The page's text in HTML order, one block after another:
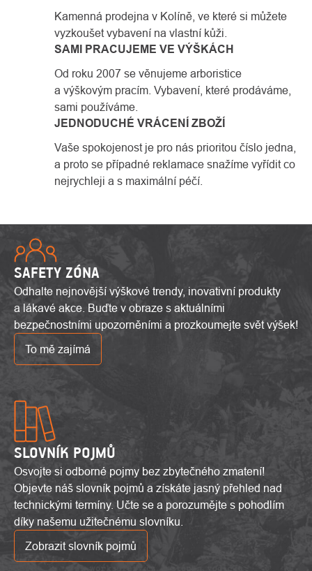
Kamenná prodejna v Kolíně, ve které si můžete
vyzkoušet vybavení na vlastní kůži.
SAMI PRACUJEME VE VÝŠKÁCH
Od roku 2007 se věnujeme arboristice
a výškovým pracím. Vybavení, které prodáváme,
sami používáme.
JEDNODUCHÉ VRÁCENÍ ZBOŽÍ
Vaše spokojenost je pro nás prioritou číslo jedna,
a proto se případné reklamace snažíme vyřídit co
nejrychleji a s maximální péčí.
SAFETY ZÓNA
Odhalte nejnovější výškové trendy, inovativní produkty
a lákavé akce. Buďte v obraze s aktuálními
bezpečnostními upozorněními a prozkoumejte svět výšek!
To mě zajímá
SLOVNÍK POJMŮ
Osvojte si odborné pojmy bez zbytečného zmatení!
Objevte náš slovník pojmů a získáte jasný přehled nad
technickými termíny. Učte se a porozumějte s pohodlím
díky našemu užitečnému slovníku.
Zobrazit slovník pojmů